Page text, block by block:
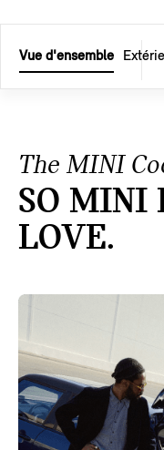
Vue d'ensemble
The MINI
SO MINI
LOVE.